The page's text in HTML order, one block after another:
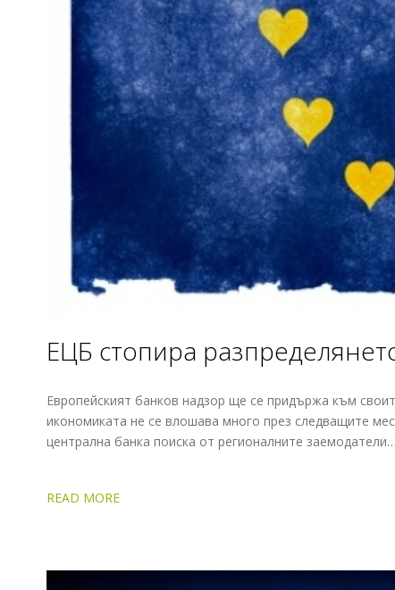
ЕЦБ стопира
Европейският банков надзор ще се придържа към
икономиката не се влошава много през следващите
централна банка поиска от регионалните заемодатели…
READ MORE